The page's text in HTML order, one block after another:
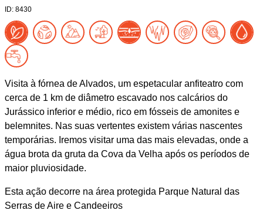
ID: 8430
Visita à fórnea de Alvados, um espetacular anfiteatro com
cerca de 1 km de diâmetro escavado nos calcários do
Jurássico inferior e médio, rico em fósseis de amonites e
belemnites. Nas suas vertentes existem várias nascentes
temporárias. Iremos visitar uma das mais elevadas, onde a
água brota da gruta da Cova da Velha após os períodos de
maior pluviosidade.
Esta ação decorre na área protegida Parque Natural das
Serras de Aire e Candeeiros